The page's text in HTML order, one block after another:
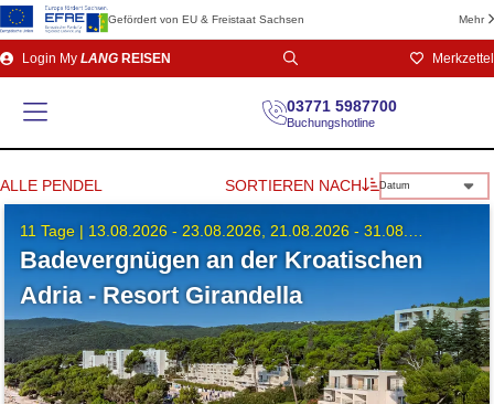
Gefördert von EU & Freistaat Sachsen Mehr
Direkt
zum
Login My LANG REISEN Merkzettel
03771 5987700
Buchungshotline
ALLE PENDEL SORTIEREN NACH Datum
11 Tage | 13.08.2026 - 23.08.2026 21.08.2026 - 31.08.2026
Badevergnügen an der Kroatischen
Adria - Resort Girandella